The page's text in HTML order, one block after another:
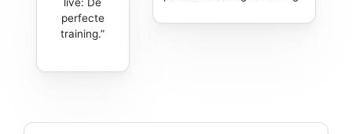
live: De
perfecte
training.